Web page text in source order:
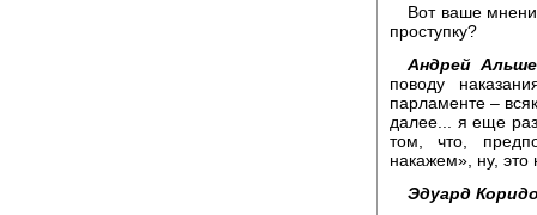
Вот ваше
проступку?
Андрей
поводу
парламенте –
далее... я еще
том, что,
накажем», ну, это
Эдуард